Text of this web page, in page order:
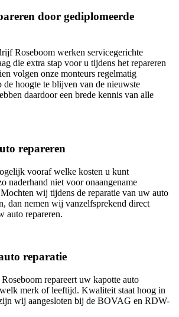
door gediplomeerde
Roseboom werken servicegerichte
die extra stap voor u tijdens het repareren
volgen onze monteurs regelmatig
de hoogte te blijven van de nieuwste
daardoor een brede kennis van alle
repareren
vooraf welke kosten u kunt
naderhand niet voor onaangename
Mochten wij tijdens de reparatie van uw auto
dan nemen wij vanzelfsprekend direct
auto repareren.
reparatie
repareert uw kapotte auto
merk of leeftijd. Kwaliteit staat hoog in
wij aangesloten bij de BOVAG en RDW-